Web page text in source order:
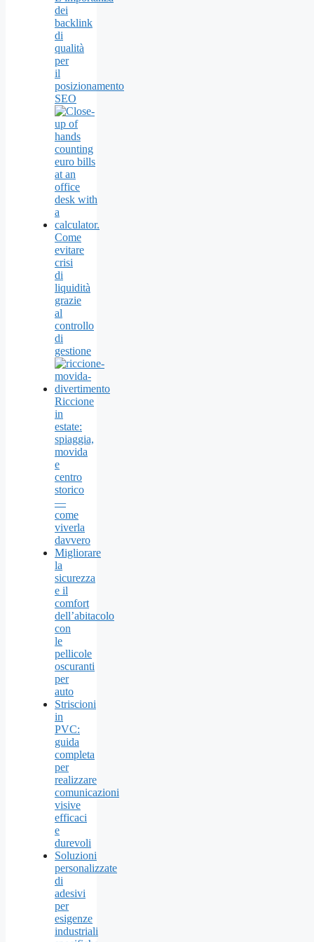
dei
backlink
di
qualità
per
il
posizionamento
SEO
Come
evitare
crisi
di
liquidità
grazie
al
controllo
di
gestione
Riccione
in
estate:
spiaggia,
movida
e
centro
storico
—
come
viverla
davvero
Migliorare
la
sicurezza
e il
comfort
dell’abitacolo
con
le
pellicole
oscuranti
per
auto
Striscioni
in
PVC:
guida
completa
per
realizzare
comunicazioni
visive
efficaci
e
durevoli
Soluzioni
personalizzate
di
adesivi
per
esigenze
industriali